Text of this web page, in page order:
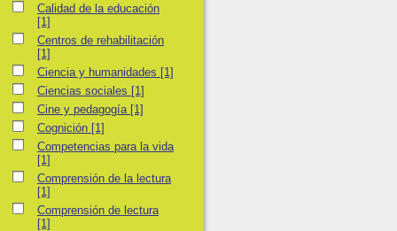
Calidad de la educación
Calidad de la educación
[1]
Centros de rehabilitación
Centros de rehabilitación
[1]
Ciencia y humanidades
Ciencia y humanidades [1]
Ciencias sociales
Ciencias sociales [1]
Cine y pedagogía
Cine y pedagogía [1]
CogniciónCognición [1]
Competencias para la vida
Competencias para la vida
[1]
Comprensión de la lectura
Comprensión de la lectura
[1]
Comprensión de lectura
Comprensión de lectura
[1]